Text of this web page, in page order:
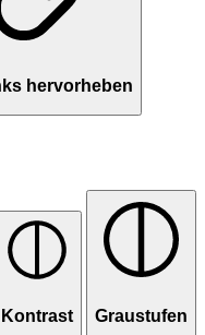
hervorheben
Kontrast Graustufen